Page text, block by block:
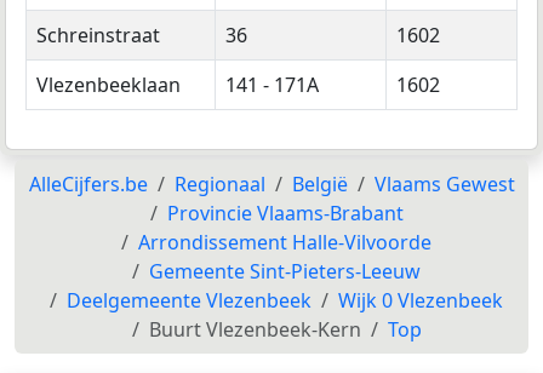
Schreinstraat
36
1602
Vlezenbeeklaan
141 - 171A 1602
AlleCijfers.be Regionaal België
Vlaams Gewest
Provincie Vlaams-Brabant
Arrondissement Halle-Vilvoorde
Gemeente Sint-Pieters-Leeuw
Deelgemeente Vlezenbeek
Wijk 0 Vlezenbeek
Buurt Vlezenbeek-Kern
Top